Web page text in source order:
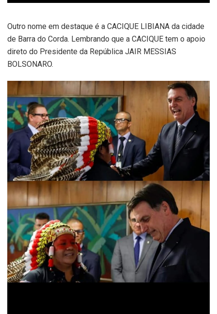
Outro nome em destaque é a CACIQUE LIBIANA da cidade
de Barra do Corda. Lembrando que a CACIQUE tem o apoio
direto do Presidente da República JAIR MESSIAS
BOLSONARO.